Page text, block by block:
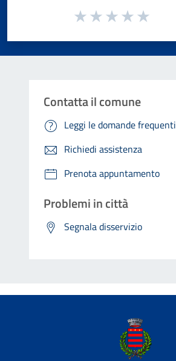
Valuta da 1 a 5 stelle la pagina
Contatta il comune
Leggi le domande frequenti
Richiedi assistenza
Prenota appuntamento
Problemi in città
Segnala disservizio